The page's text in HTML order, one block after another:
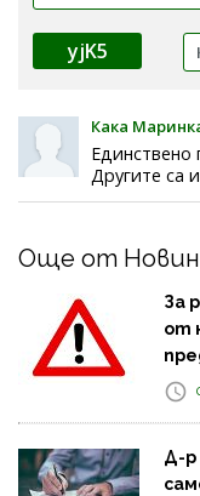
yjK5
Кака
Единствено
Другите са
Още от
За
от
Д-р